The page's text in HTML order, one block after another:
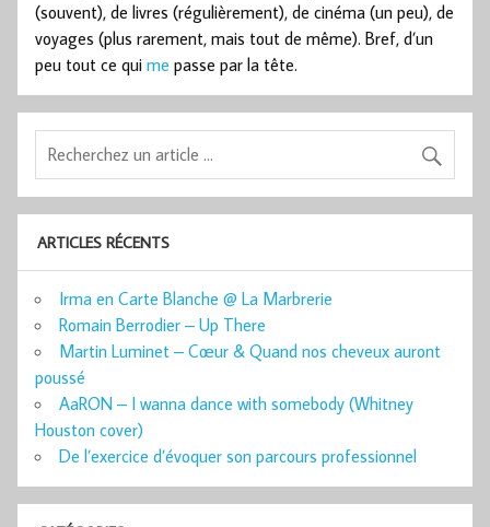
(souvent), de livres (régulièrement), de cinéma (un peu), de
voyages (plus rarement, mais tout de même). Bref, d’un
peu tout ce qui me passe par la tête.
ARTICLES RÉCENTS
Irma en Carte Blanche @ La Marbrerie
Romain Berrodier – Up There
Martin Luminet – Cœur & Quand nos cheveux auront
poussé
AaRON – I wanna dance with somebody (Whitney
Houston cover)
De l’exercice d’évoquer son parcours professionnel